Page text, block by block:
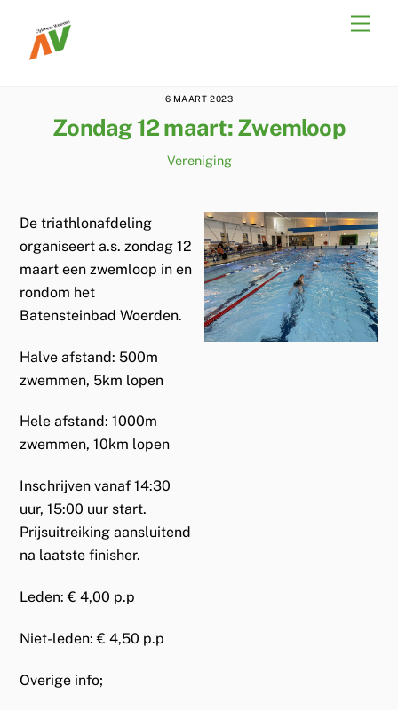
content
6 MAART 2023
Zondag 12 maart: Zwemloop
Vereniging
De triathlonafdeling
organiseert a.s. zondag 12
maart een zwemloop in en
rondom het
Batensteinbad Woerden.
Halve afstand: 500m
zwemmen, 5km lopen
Hele afstand: 1000m
zwemmen, 10km lopen
Inschrijven vanaf 14:30
uur, 15:00 uur start.
Prijsuitreiking aansluitend
na laatste finisher.
Leden: € 4,00 p.p
Niet-leden: € 4,50 p.p
Overige info;